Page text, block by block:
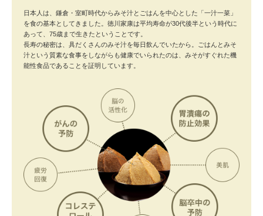
日本人は、鎌倉・室町時代からみそ汁とごはんを中心とした「一汁一菜」
を食の基本としてきました。徳川家康は平均寿命が30代後半という時代に
あって、75歳まで生きたということです。
長寿の秘密は、具だくさんのみそ汁を毎日飲んでいたから。ごはんとみそ
汁という質素な食事をしながらも健康でいられたのは、みそがすぐれた機
能性食品であることを証明しています。